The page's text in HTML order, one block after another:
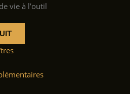
vie à l’outil